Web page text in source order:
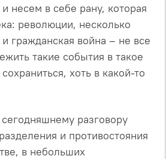
несем в себе рану, которая
революции, несколько
гражданская война – не все
такие события в такое
хоть в какой-то
разговору
и противостояния
в небольших